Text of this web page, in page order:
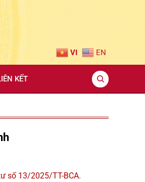
VI EN
KẾT
số 13/2025/TT-BCA.